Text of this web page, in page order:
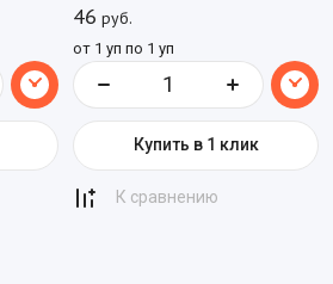
46 руб.
от 1 уп по 1 уп
Купить в 1 клик
К сравнению